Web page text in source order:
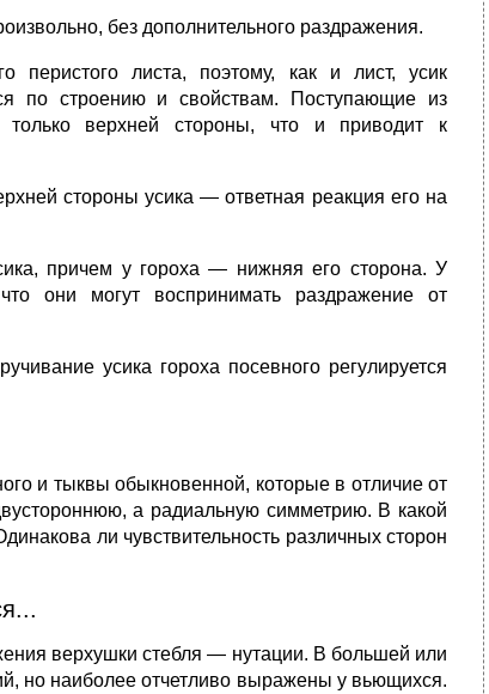
без дополнительного раздражения.
перистого листа, по­этому, как и лист, усик
по строению и свойствам. Поступающие из
только верхней стороны, что и приводит к
стороны усика — ответная реакция его на
причем у гороха — нижняя его сторона. У
они могут воспринимать раздра­жение от
уси­ка гороха посевного регулируется
и тыквы обыкновенной, которые в отличие от
а радиальную симметрию. В какой
ли чувствительность различных сторон
верхуш­ки стебля — нутации. В большей или
но наиболее отчетливо вы­ражены у вьющихся.